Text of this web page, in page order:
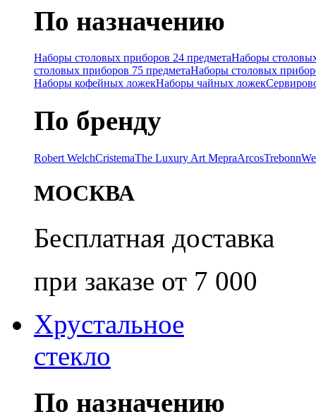
По назначению
Наборы столовых приборов 24 предметаНаборы
столовых приборов 75 предметаНаборы столовых
Наборы кофейных ложекНаборы чайных ложек
По бренду
Robert WelchCristemaThe Luxury Art MepraArcosTrebonn
МОСКВА
Бесплатная доставка
при заказе от 7 000
Хрустальное
стекло
По назначению